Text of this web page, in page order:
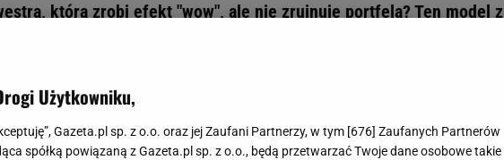
która zrobi efekt "wow", ale nie zrujnuje portfela? Ten model z
zł, a wygląda jak gotowy look na imprezę do białego rana. Błysk
Użytkowniku,
Gazeta.pl sp. z o.o. oraz jej Zaufani Partnerzy, w tym [676] Zaufanych Partnerów
spółką powiązaną z Gazeta.pl sp. z o.o., będą przetwarzać Twoje dane osobowe takie